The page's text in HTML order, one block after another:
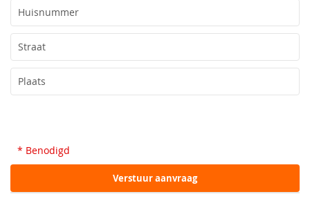
* Benodigd
Verstuur aanvraag